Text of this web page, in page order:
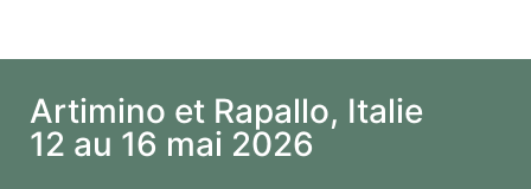
Artimino et Rapallo, Italie
12 au 16 mai 2026